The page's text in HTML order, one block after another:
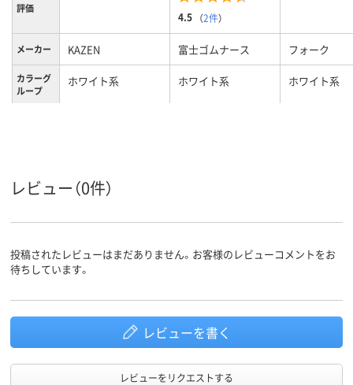
評価
4.5 （2件）
メーカー KAZEN 富士ゴムナース フォーク
カラーグ
ループ
ホワイト系 ホワイト系 ホワイト系
レビュー（0件）
投稿されたレビューはまだありません。お客様のレビューコメントをお
待ちしています。
レビューを書く
レビューをリクエストする